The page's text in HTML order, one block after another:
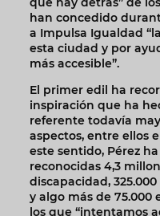
han concedido
a Impulsa Igualdad
esta ciudad y por
más accesible”.
El primer edil ha
inspiración que ha
referente todavía
aspectos, entre ellos
este sentido, Pérez
reconocidas 4,3
discapacidad,
y algo más de 75.000
los que “intentamos